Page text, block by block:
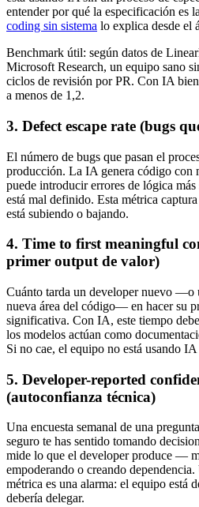
entender por qué la especificación es
coding sin sistema lo explica desde el
Benchmark útil: según datos de
Microsoft Research, un equipo sano
ciclos de revisión por PR. Con IA
a menos de 1,2.
3. Defect escape rate (bugs
El número de bugs que pasan el
producción. La IA genera código con
puede introducir errores de lógica
está mal definido. Esta métrica
está subiendo o bajando.
4. Time to first meaningful
primer output de valor)
Cuánto tarda un developer nuevo —o
nueva área del código— en hacer su
significativa. Con IA, este tiempo
los modelos actúan como
Si no cae, el equipo no está usando
5. Developer-reported
(autoconfianza técnica)
Una encuesta semanal de una
seguro te has sentido tomando
mide lo que el developer produce —
empoderando o creando
métrica es una alarma: el equipo está
debería delegar.